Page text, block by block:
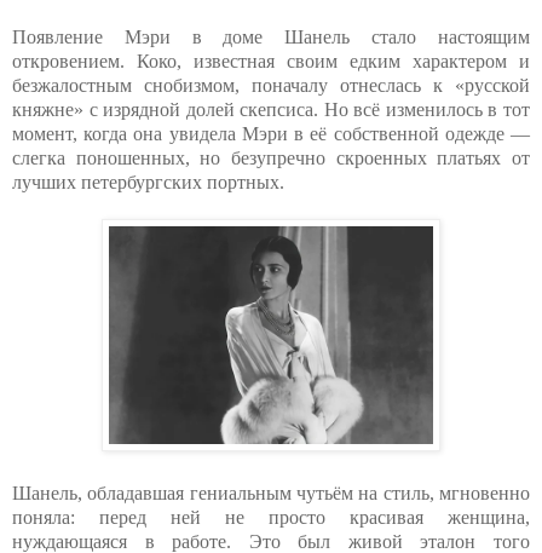
Появление Мэри в доме Шанель стало настоящим
откровением. Коко, известная своим едким характером и
безжалостным снобизмом, поначалу отнеслась к «русской
княжне» с изрядной долей скепсиса. Но всё изменилось в тот
момент, когда она увидела Мэри в её собственной одежде —
слегка поношенных, но безупречно скроенных платьях от
лучших петербургских портных.
Шанель, обладавшая гениальным чутьём на стиль, мгновенно
поняла: перед ней не просто красивая женщина,
нуждающаяся в работе. Это был живой эталон того